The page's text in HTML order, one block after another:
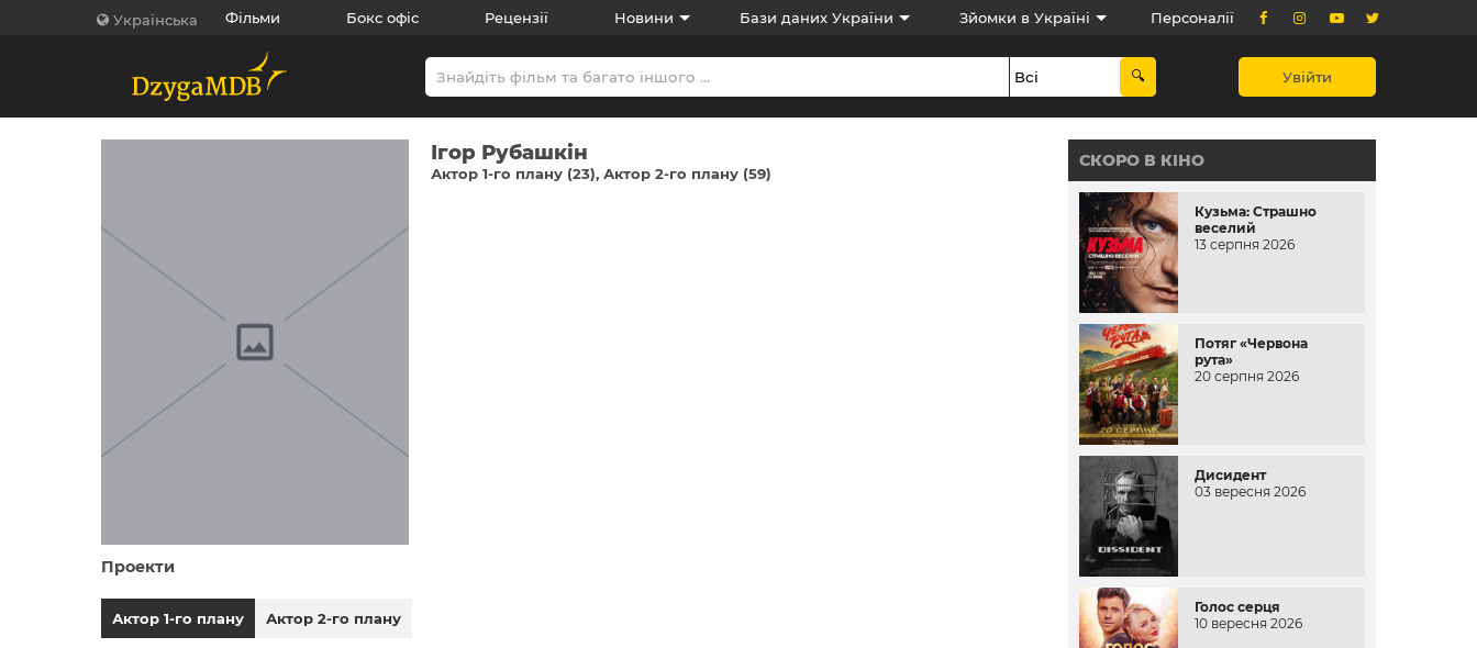
Українська Фільми Бокс офіс Рецензії Новини Бази даних України Зйомки в Україні Персоналії
Увійти
Ігор Рубашкін
Актор 1-го плану (23) Актор 2-го плану (59)
Проекти
Актор 1-го плану Актор 2-го плану
СКОРО В КІНО
Кузьма: Страшно
веселий
13 серпня 2026
Потяг «Червона
рута»
20 серпня 2026
Дисидент
03 вересня 2026
Голос серця
10 вересня 2026